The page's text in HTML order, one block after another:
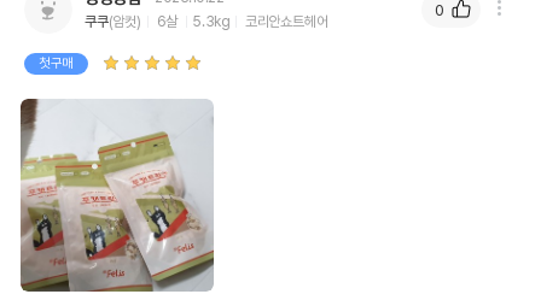
쿠쿠(암컷) 6살 5.3kg 코리안쇼트헤어
첫구매
0